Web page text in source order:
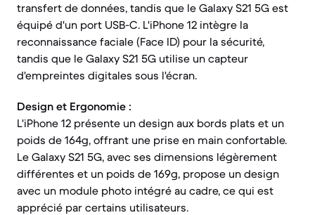
transfert de données, tandis que le Galaxy S21 5G est
équipé d'un port USB-C. L'iPhone 12 intègre la
reconnaissance faciale (Face ID) pour la sécurité,
tandis que le Galaxy S21 5G utilise un capteur
d'empreintes digitales sous l'écran.
Design et Ergonomie :
L'iPhone 12 présente un design aux bords plats et un
poids de 164g, offrant une prise en main confortable.
Le Galaxy S21 5G, avec ses dimensions légèrement
différentes et un poids de 169g, propose un design
avec un module photo intégré au cadre, ce qui est
apprécié par certains utilisateurs.